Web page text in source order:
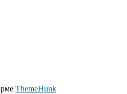
ThemeHunk